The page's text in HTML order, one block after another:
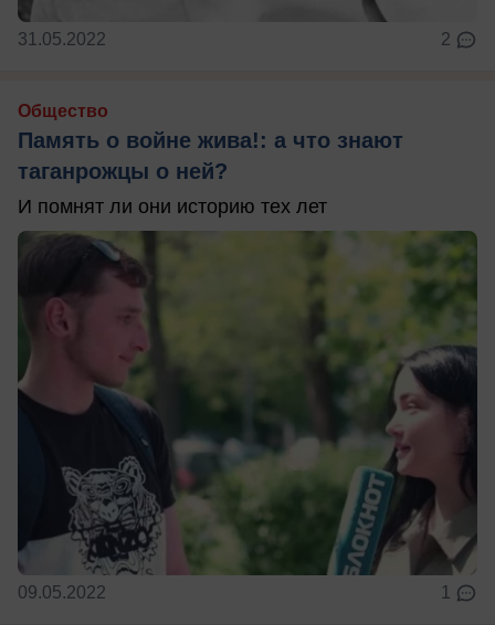
31.05.2022 2
Общество
Память о войне жива!: а что знают
таганрожцы о ней?
И помнят ли они историю тех лет
09.05.2022 1